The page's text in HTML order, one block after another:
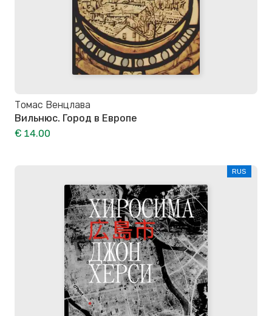
Томас Венцлава
Вильнюс. Город в Европе
€ 14.00
RUS